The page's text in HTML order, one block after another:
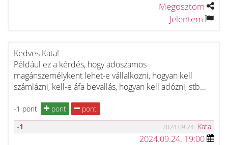
Megosztom
Jelentem
Kedves Kata!
Például ez a kérdés, hogy adoszamos
magánszemélykent lehet-e vállalkozni, hogyan kell
számlázni, kell-e áfa bevallás, hogyan kell adózni, stb...
-1 pont pont
pont
-1
2024.09.24. Kata
2024.09.24. 19:00